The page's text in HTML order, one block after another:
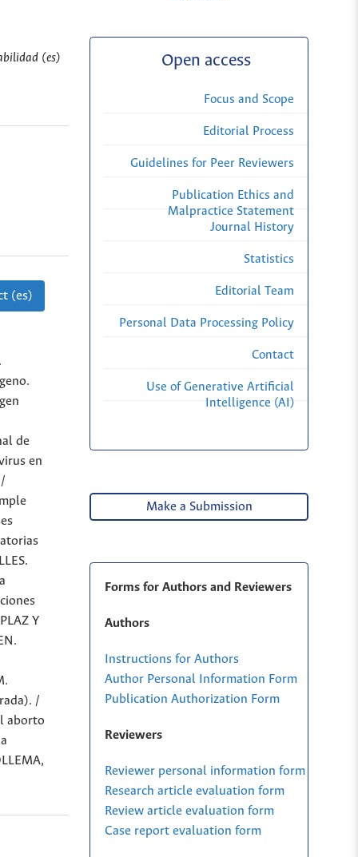
(es)
(es)
de
en
Y
/
aborto
Open access
Focus and Scope
Editorial Process
Guidelines for Peer Reviewers
Publication Ethics and
Malpractice Statement
Journal History
Statistics
Editorial Team
Personal Data Processing Policy
Contact
Use of Generative Artificial
Intelligence (AI)
Make a Submission
Forms for Authors and Reviewers
Authors
Instructions for Authors
Author Personal Information Form
Publication Authorization Form
Reviewers
Reviewer personal information form
Research article evaluation form
Review article evaluation form
Case report evaluation form